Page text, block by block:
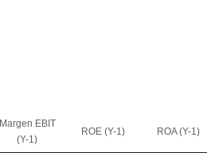
Margen EBIT
(Y-1)
ROE (Y-1) ROA (Y-1)